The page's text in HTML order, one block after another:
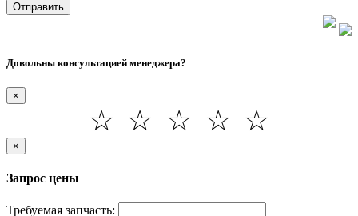
Отправить
Довольны консультацией менеджера?
×
☆
☆
☆
☆
☆
×
Запрос цены
Требуемая запчасть: